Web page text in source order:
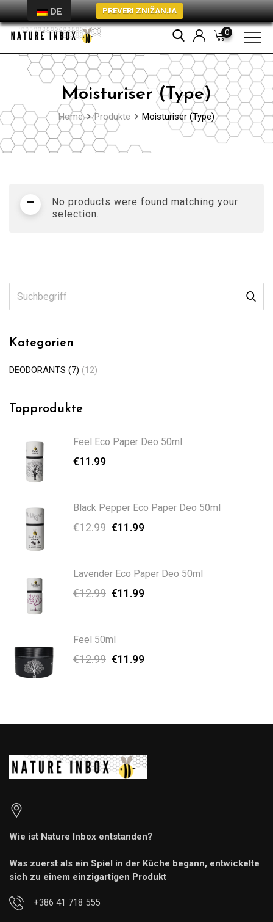
PREVERI ZNIŽANJA
Skip
content
0
Moisturiser (Type)
Home Produkte Moisturiser (Type)
No products were found matching your
selection.
Kategorien
DEODORANTS (7) (12)
Topprodukte
Feel Eco Paper Deo 50ml
€11.99
Black Pepper Eco Paper Deo 50ml
€12.99 €11.99
Lavender Eco Paper Deo 50ml
€12.99 €11.99
Feel 50ml
€12.99 €11.99
Wie ist Nature Inbox entstanden?
Was zuerst als ein Spiel in der Küche begann, entwickelte
sich zu einem einzigartigen Produkt
+386 41 718 555
DE